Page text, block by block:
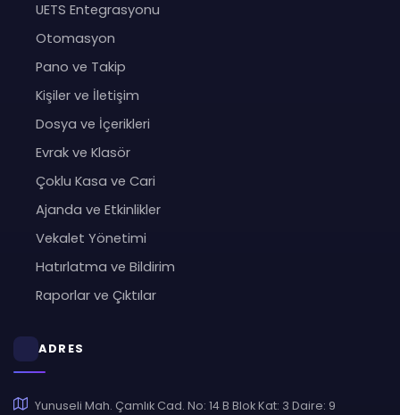
UETS Entegrasyonu
Otomasyon
Pano ve Takip
Kişiler ve İletişim
Dosya ve İçerikleri
Evrak ve Klasör
Çoklu Kasa ve Cari
Ajanda ve Etkinlikler
Vekalet Yönetimi
Hatırlatma ve Bildirim
Raporlar ve Çıktılar
ADRES
Yunuseli Mah. Çamlık Cad. No: 14 B Blok Kat: 3 Daire: 9